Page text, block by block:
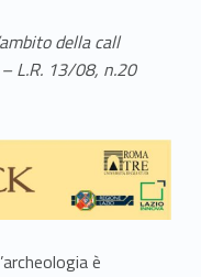
della call
L.R. 13/08, n.20
è